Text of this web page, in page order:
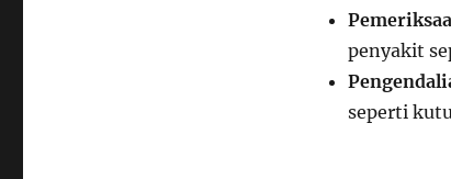
penyakit
seperti